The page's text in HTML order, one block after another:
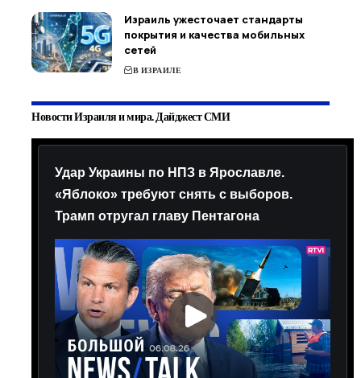
Израиль ужесточает стандарты
покрытия и качества мобильных
сетей
В ИЗРАИЛЕ
Новости Израиля и мира. Дайджест СМИ